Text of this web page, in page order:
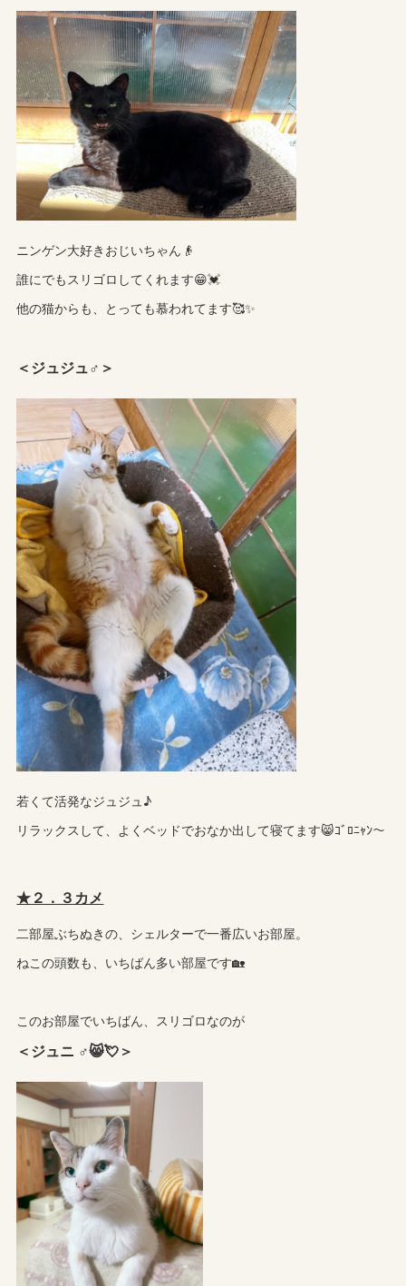
ニンゲン大好きおじいちゃん👴
誰にでもスリゴロしてくれます😁💓
他の猫からも、とっても慕われてます🥰✨
＜ジュジュ♂＞
若くて活発なジュジュ♪
リラックスして、よくベッドでおなか出して寝てます😸ｺﾞﾛﾆｬﾝ～
★２．３カメ
二部屋ぶちぬきの、シェルターで一番広いお部屋。
ねこの頭数も、いちばん多い部屋です🏡
このお部屋でいちばん、スリゴロなのが
＜ジュニ ♂😸💘＞